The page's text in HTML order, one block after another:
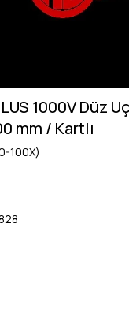
1000V Düz
mm / Kartlı
100X)